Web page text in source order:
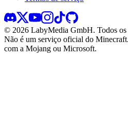
© 2026 LabyMedia GmbH. Todos
Não é um serviço oficial do
com a Mojang ou Microsoft.